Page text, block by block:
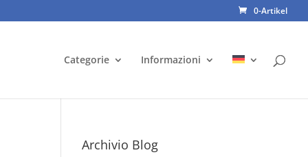
0-Artikel
Categorie Informazioni
Archivio Blog